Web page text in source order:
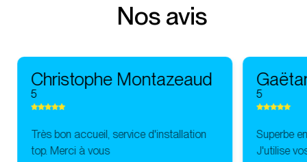
Nos avis
Christophe Montazeaud
5
Très bon accueil, service d'installation
top. Merci à vous
5
Superbe
J'utilise